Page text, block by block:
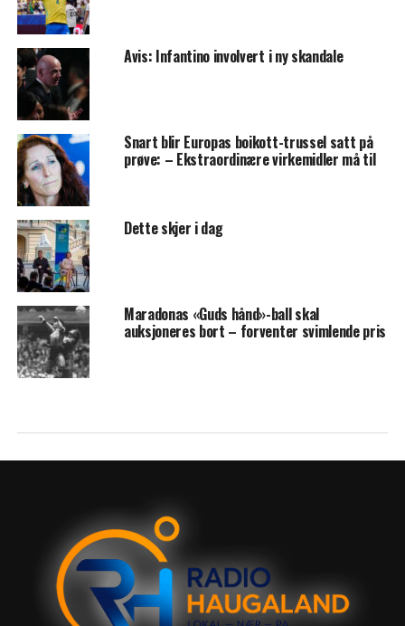
Avis: Infantino involvert i ny skandale
Snart blir Europas boikott-trussel satt på
prøve: – Ekstraordinære virkemidler må til
Dette skjer i dag
Maradonas «Guds hånd»-ball skal
auksjoneres bort – forventer svimlende pris